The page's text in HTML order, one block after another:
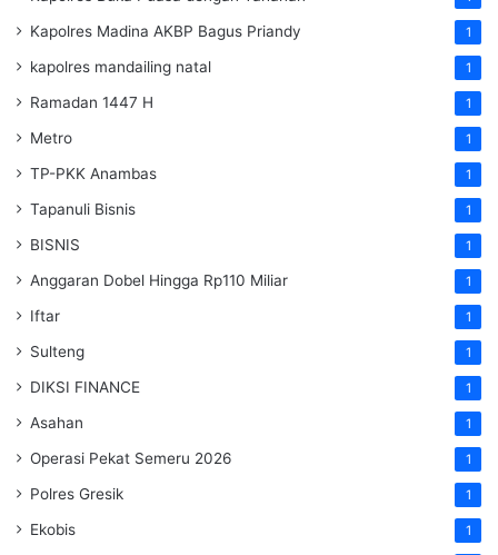
Kapolres Madina AKBP Bagus Priandy 1
kapolres mandailing natal 1
Ramadan 1447 H 1
Metro 1
TP-PKK Anambas 1
Tapanuli Bisnis 1
BISNIS 1
Anggaran Dobel Hingga Rp110 Miliar 1
Iftar 1
Sulteng 1
DIKSI FINANCE 1
Asahan 1
Operasi Pekat Semeru 2026 1
Polres Gresik 1
Ekobis 1